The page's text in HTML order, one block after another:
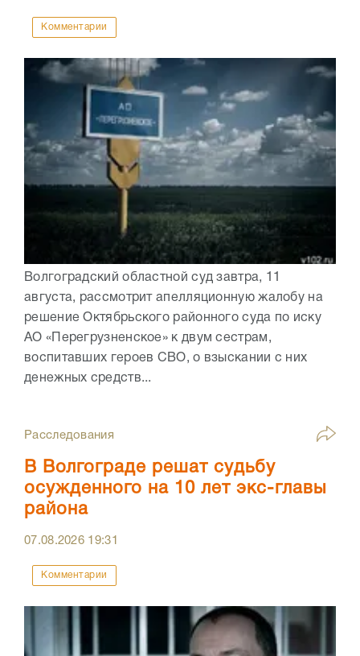
Комментарии
Волгоградский областной суд завтра, 11
августа, рассмотрит апелляционную жалобу на
решение Октябрьского районного суда по иску
АО «Перегрузненское» к двум сестрам,
воспитавших героев СВО, о взыскании с них
денежных средств...
Расследования
В Волгограде решат судьбу
осужденного на 10 лет экс-главы
района
07.08.2026 19:31
Комментарии